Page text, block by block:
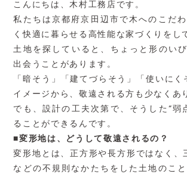
こんにちは、木村工務店です。
私たちは京都府京田辺市で木へのこだ
く快適に暮らせる高性能な家づくりをし
土地を探していると、ちょっと形のい
出会うことがあります。
「暗そう」「建てづらそう」「使いにく
イメージから、敬遠される方も少なくあ
でも、設計の工夫次第で、そうした “弱
ることができるんです。
■変形地は、どうして敬遠されるの？
変形地とは、正方形や長方形ではなく、
などの不規則なかたちをした土地のこ